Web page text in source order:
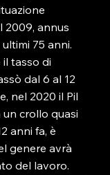
2009, annus
75 anni.
il tasso di
dal 6 al 12
nel 2020 il Pil
un crollo quasi
anni fa, è
genere avrà
del lavoro.